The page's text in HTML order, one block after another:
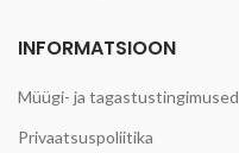
INFORMATSIOON
Müügi- ja tagastustingimused
Privaatsuspoliitika